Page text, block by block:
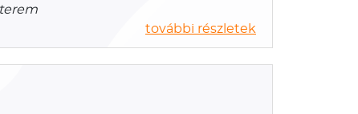
további részletek